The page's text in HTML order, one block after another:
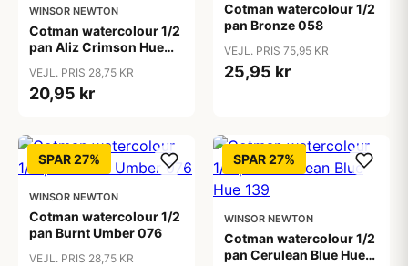
WINSOR NEWTON
Cotman watercolour 1/2
pan Aliz Crimson Hue
VEJL. PRIS 28,75 KR
20,95 kr
Cotman watercolour 1/2
pan Bronze 058
VEJL. PRIS 75,95 KR
25,95 kr
SPAR 27%
WINSOR NEWTON
Cotman watercolour 1/2
pan Burnt Umber 076
VEJL. PRIS 28,75 KR
SPAR 27%
WINSOR NEWTON
Cotman watercolour 1/2
pan Cerulean Blue Hue